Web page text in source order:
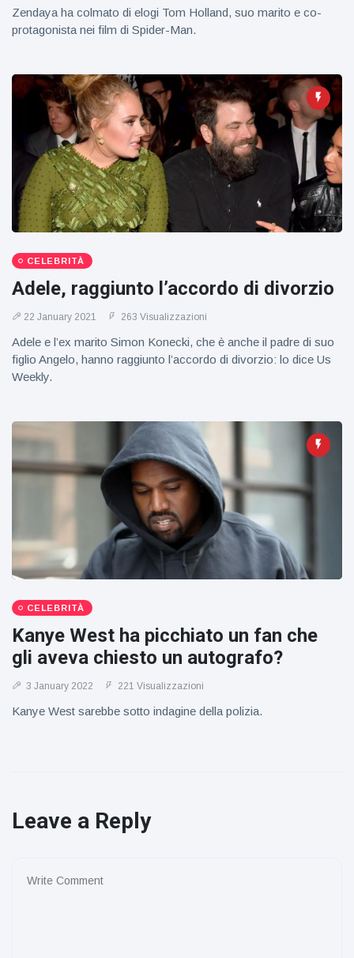
Zendaya ha colmato di elogi Tom Holland, suo marito e co-
protagonista nei film di Spider-Man.
CELEBRITÀ
Adele, raggiunto l’accordo di divorzio
22 January 2021 263 Visualizzazioni
Adele e l’ex marito Simon Konecki, che è anche il padre di suo
figlio Angelo, hanno raggiunto l’accordo di divorzio: lo dice Us
Weekly.
CELEBRITÀ
Kanye West ha picchiato un fan che
gli aveva chiesto un autografo?
3 January 2022 221 Visualizzazioni
Kanye West sarebbe sotto indagine della polizia.
Leave a Reply